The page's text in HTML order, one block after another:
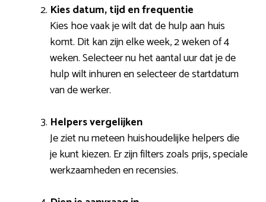
Kies datum, tijd en frequentie
Kies hoe vaak je wilt dat de hulp aan huis
komt. Dit kan zijn elke week, 2 weken of 4
weken. Selecteer nu het aantal uur dat je de
hulp wilt inhuren en selecteer de startdatum
van de werker.
Helpers vergelijken
Je ziet nu meteen huishoudelijke helpers die
je kunt kiezen. Er zijn filters zoals prijs, speciale
werkzaamheden en recensies.